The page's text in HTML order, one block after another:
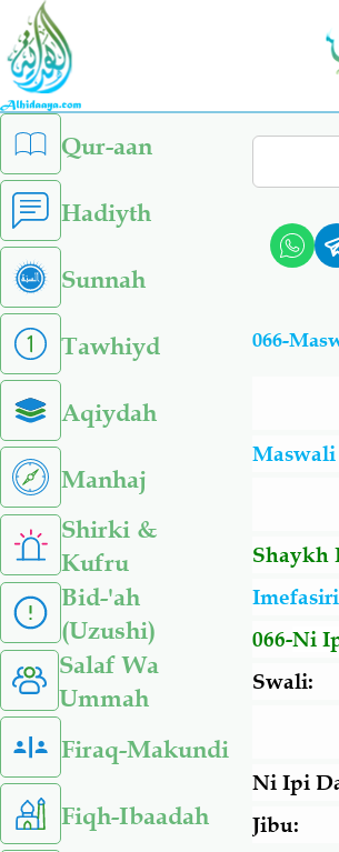
Skip
main
content
left
sidebar
menu
Qur-aan
Hadiyth
Sunnah
Tawhiyd
Aqiydah
Manhaj
Shirki &
Kufru
Bid-'ah
(Uzushi)
Salaf Wa
Ummah
Firaq-Makundi
Fiqh-Ibaadah
Search
066-
Shaykh
066-Ni
Swali:
Ni Ipi
Jibu: